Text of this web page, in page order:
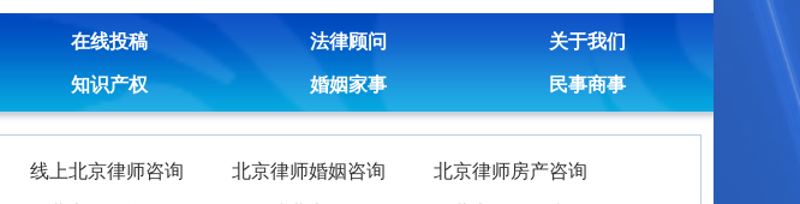
在线投稿 法律顾问 关于我们
知识产权 婚姻家事 民事商事
线上北京律师咨询 北京律师婚姻咨询 北京律师房产咨询